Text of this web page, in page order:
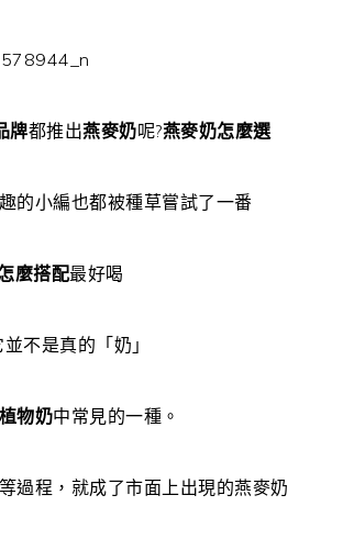
牌都推出燕麥奶呢?燕麥奶怎麼選
的小編也都被種草嘗試了一番
麼搭配最好喝
不是真的「奶」
植物奶中常見的一種。
過程，就成了市面上出現的燕麥奶